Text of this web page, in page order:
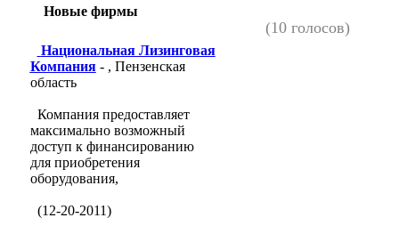
Новые фирмы
Национальная Лизинговая
Компания- , Пензенская
область
Компания предоставляет
максимально возможный
доступ к финансированию
для приобретения
оборудования,
(12-20-2011)
(10 голосов)